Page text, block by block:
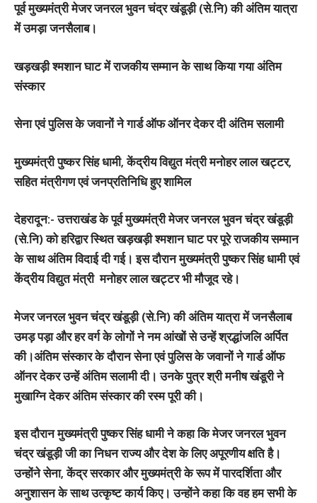
पूर्व मुख्यमंत्री मेजर जनरल भुवन चंद्र खंडूड़ी (से.नि) की अंतिम यात्रा
में उमड़ा जनसैलाब।
खड़खड़ी श्मशान घाट में राजकीय सम्मान के साथ किया गया अंतिम
संस्कार
सेना एवं पुलिस के जवानों ने गार्ड ऑफ ऑनर देकर दी अंतिम सलामी
मुख्यमंत्री पुष्कर सिंह धामी, केंद्रीय विद्युत मंत्री मनोहर लाल खट्टर,
सहित मंत्रीगण एवं जनप्रतिनिधि हुए शामिल
देहरादून:-उत्तराखंड के पूर्व मुख्यमंत्री मेजर जनरल भुवन चंद्र खंडूड़ी
(से.नि) को हरिद्वार स्थित खड़खड़ी श्मशान घाट पर पूरे राजकीय सम्मान
के साथ अंतिम विदाई दी गई। इस दौरान मुख्यमंत्री पुष्कर सिंह धामी एवं
केंद्रीय विद्युत मंत्री मनोहर लाल खट्टर भी मौजूद रहे।
मेजर जनरल भुवन चंद्र खंडूड़ी (से.नि) की अंतिम यात्रा में जनसैलाब
उमड़ पड़ा और हर वर्ग के लोगों ने नम आंखों से उन्हें श्रद्धांजलि अर्पित
की।अंतिम संस्कार के दौरान सेना एवं पुलिस के जवानों ने गार्ड ऑफ
ऑनर देकर उन्हें अंतिम सलामी दी। उनके पुत्र श्री मनीष खंडूरी ने
मुखाग्नि देकर अंतिम संस्कार की रस्म पूरी की।
इस दौरान मुख्यमंत्री पुष्कर सिंह धामी ने कहा कि मेजर जनरल भुवन
चंद्र खंडूड़ी जी का निधन राज्य और देश के लिए अपूरणीय क्षति है।
उन्होंने सेना, केंद्र सरकार और मुख्यमंत्री के रूप में पारदर्शिता और
अनुशासन के साथ उत्कृष्ट कार्य किए। उन्होंने कहा कि वह हम सभी के